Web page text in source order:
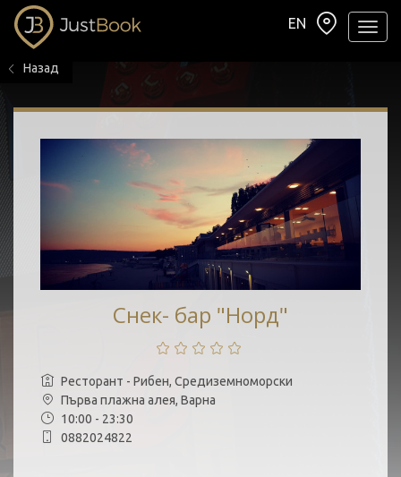
EN
Назад
Снек- бар "Норд"
Ресторант - Рибен, Средиземноморски
Първа плажна алея, Варна
10:00 - 23:30
0882024822